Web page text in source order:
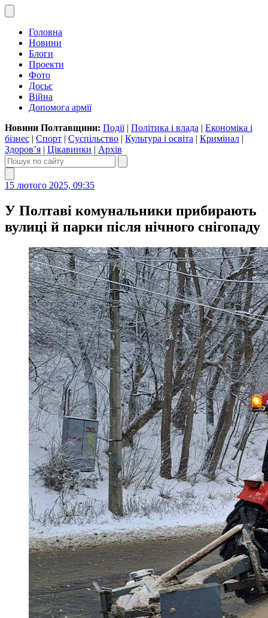
Головна
Новини
Блоги
Проекти
Фото
Досьє
Війна
Допомога армії
Новини Полтавщини: Події| Політика і влада | Економіка і
бізнес | Спорт | Суспільство | Культура і освіта | Кримінал |
Здоров’я | Цікавинки | Архів
15 лютого 2025, 09:35
У Полтаві комунальники прибирають
вулиці й парки після нічного снігопаду